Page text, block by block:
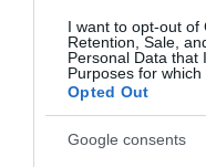
I want to opt-out of
Retention, Sale,
Personal Data that
Purposes for which
Opted Out
Google consents